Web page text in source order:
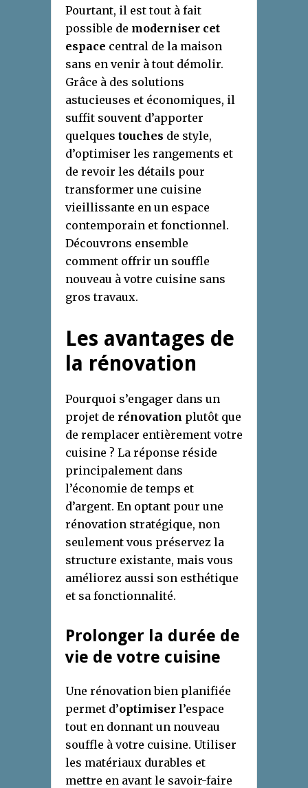
Pourtant, il est tout à fait
possible de moderniser cet
espace central de la maison
sans en venir à tout démolir.
Grâce à des solutions
astucieuses et économiques, il
suffit souvent d’apporter
quelques touches de style,
d’optimiser les rangements et
de revoir les détails pour
transformer une cuisine
vieillissante en un espace
contemporain et fonctionnel.
Découvrons ensemble
comment offrir un souffle
nouveau à votre cuisine sans
gros travaux.
Les avantages de
la rénovation
Pourquoi s’engager dans un
projet de rénovation plutôt que
de remplacer entièrement votre
cuisine ? La réponse réside
principalement dans
l’économie de temps et
d’argent. En optant pour une
rénovation stratégique, non
seulement vous préservez la
structure existante, mais vous
améliorez aussi son esthétique
et sa fonctionnalité.
Prolonger la durée de
vie de votre cuisine
Une rénovation bien planifiée
permet d’optimiser l’espace
tout en donnant un nouveau
souffle à votre cuisine. Utiliser
les matériaux durables et
mettre en avant le savoir-faire